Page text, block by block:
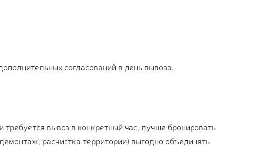
согласований в день вывоза.
вывоз в конкретный час, лучше бронировать
расчистка территории) выгодно объединять